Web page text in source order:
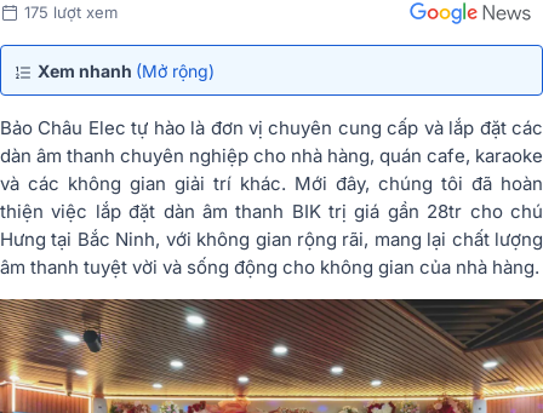
175 lượt xem
Xem nhanh (Mở rộng)
Bảo Châu Elec tự hào là đơn vị chuyên cung cấp và lắp đặt các
dàn âm thanh chuyên nghiệp cho nhà hàng, quán cafe, karaoke
và các không gian giải trí khác. Mới đây, chúng tôi đã hoàn
thiện việc lắp đặt dàn âm thanh BIK trị giá gần 28tr cho chú
Hưng tại Bắc Ninh, với không gian rộng rãi, mang lại chất lượng
âm thanh tuyệt vời và sống động cho không gian của nhà hàng.